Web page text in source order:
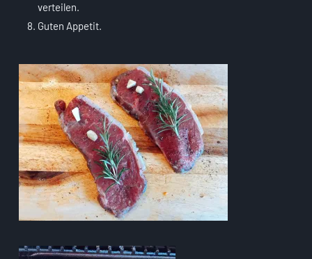
verteilen.
Guten Appetit.